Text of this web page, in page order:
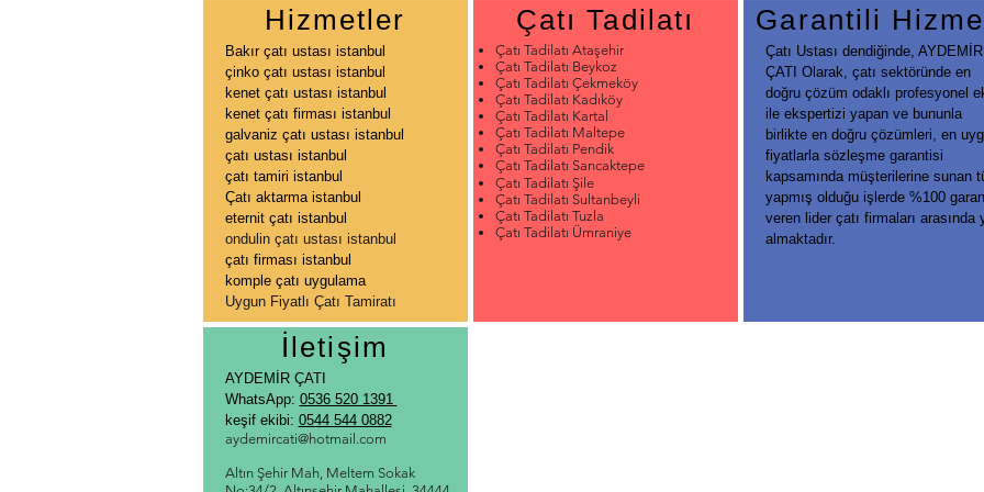
Hizmetler
Bakır çatı ustası istanbul
çinko çatı ustası istanbul
kenet çatı ustası istanbul
kenet çatı firması istanbul
galvaniz çatı ustası istanbul
çatı ustası istanbul
çatı tamiri istanbul
Çatı aktarma istanbul
eternit çatı istanbul
ondulin çatı ustası istanbul
çatı firması istanbul
komple çatı uygulama
Uygun Fiyatlı Çatı Tamiratı
Çatı Tadilatı
Çatı Tadilatı Ataşehir
Çatı Tadilatı Beykoz
Çatı Tadilatı Çekmeköy
Çatı Tadilatı Kadıköy
Çatı Tadilatı Kartal
Çatı Tadilatı Maltepe
Çatı Tadilatı Pendik
Çatı Tadilatı Sancaktepe
Çatı Tadilatı Şile
Çatı Tadilatı Sultanbeyli
Çatı Tadilatı Tuzla
Çatı Tadilatı Ümraniye
Garantili
Çatı Ustası dendiğinde, AYDEMİR
ÇATI Olarak, çatı sektöründe en
doğru çözüm odaklı profesyonel
ile ekspertizi yapan ve bununla
birlikte en doğru çözümleri, en
fiyatlarla sözleşme garantisi
kapsamında müşterilerine sunan
yapmış olduğu işlerde %100
veren lider çatı firmaları arasında
almaktadır.
İletişim
AYDEMİR ÇATI
WhatsApp: 0536 520 1391
keşif ekibi: 0544 544 0882
aydemircati@hotmail.com
Altın Şehir Mah, Meltem Sokak